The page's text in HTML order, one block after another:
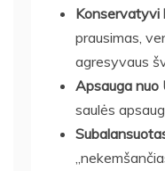
Konservatyvi
prausimas,
agresyvaus
Apsauga nuo
saulės